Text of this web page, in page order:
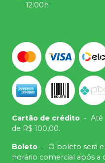
12:00h
Cartão de crédito - Até
de R$ 100,00.
Boleto - O boleto será
horário comercial após a